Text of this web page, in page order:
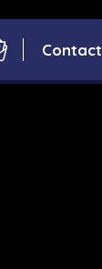
Contact